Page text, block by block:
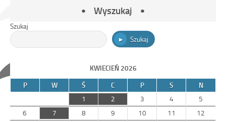
Wyszukaj
Szukaj
Szukaj
KWIECIEŃ 2026
P
W Ś C P S
N
1
2 3 4
5
6
7 8 9 10 11 12